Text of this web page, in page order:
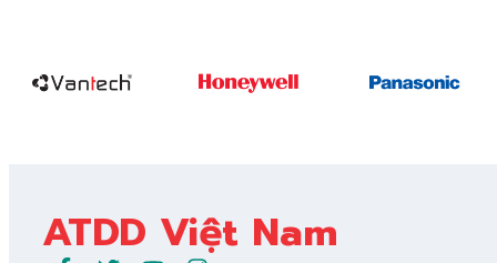
ATDD Việt Nam